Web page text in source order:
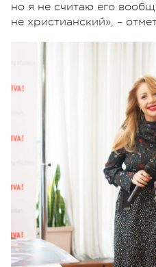
но я не считаю его
не христианский», –